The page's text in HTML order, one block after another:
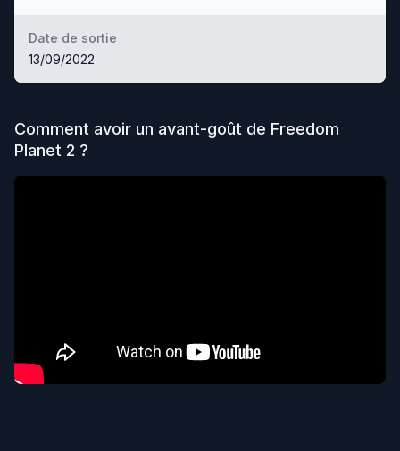
Date de sortie
13/09/2022
Comment avoir un avant-goût de Freedom
Planet 2 ?